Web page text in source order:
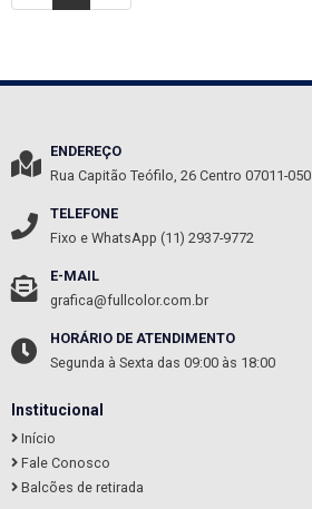
ENDEREÇO
Rua Capitão Teófilo, 26 Centro 07011-050
TELEFONE
Fixo e WhatsApp (11) 2937-9772
E-MAIL
grafica@fullcolor.com.br
HORÁRIO DE ATENDIMENTO
Segunda à Sexta das 09:00 às 18:00
Institucional
Início
Fale Conosco
Balcões de retirada